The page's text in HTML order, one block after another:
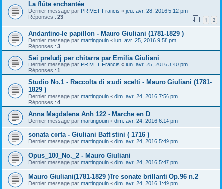
La flûte enchantée
Dernier message par PRIVET Francis « jeu. avr. 28, 2016 5:12 pm
Réponses : 23 1 2
Andantino-le papillon - Mauro Giuliani (1781-1829 )
Dernier message par martingouin « lun. avr. 25, 2016 9:58 pm
Réponses : 3
Sei preludj per chitarra par Emilia Giuliani
Dernier message par PRIVET Francis « lun. avr. 25, 2016 3:40 pm
Réponses : 1
Studio No.1 - Raccolta di studi scelti - Mauro Giuliani (1781-
1829 )
Dernier message par martingouin « dim. avr. 24, 2016 7:56 pm
Réponses : 4
Anna Magdalena Anh 122 - Marche en D
Dernier message par martingouin « dim. avr. 24, 2016 6:14 pm
sonata corta - Giuliani Battistini ( 1716 )
Dernier message par martingouin « dim. avr. 24, 2016 5:49 pm
Opus_100_No._2 - Mauro Giuliani
Dernier message par martingouin « dim. avr. 24, 2016 5:47 pm
Mauro Giuliani(1781-1829 )Tre sonate brillanti Op.96 n.2
Dernier message par martingouin « dim. avr. 24, 2016 1:49 pm